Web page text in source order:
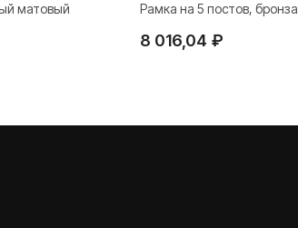
матовый
Рамка на 5 постов, бронза
8 016,04 ₽